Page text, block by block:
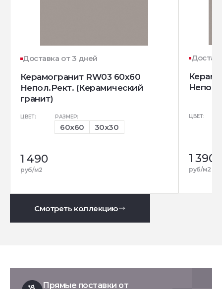
Доставка от 3 дней
Керамогранит RW03 60x60
Непол.Рект. (Керамический
гранит)
ЦВЕТ: РАЗМЕР:
60x60 30x30
1 490
руб/м2
Непол.
ЦВЕТ:
1 390
руб/м2
Смотреть коллекцию
Прямые поставки от